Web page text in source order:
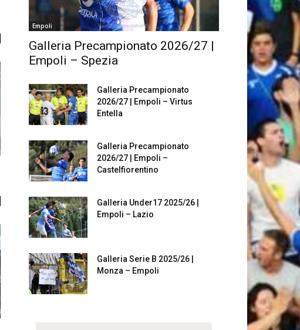
Empoli
Galleria Precampionato 2026/27 |
Empoli – Spezia
Galleria Precampionato
2026/27 | Empoli – Virtus
Entella
Galleria Precampionato
2026/27 | Empoli –
Castelfiorentino
Galleria Under17 2025/26 |
Empoli – Lazio
Galleria Serie B 2025/26 |
Monza – Empoli